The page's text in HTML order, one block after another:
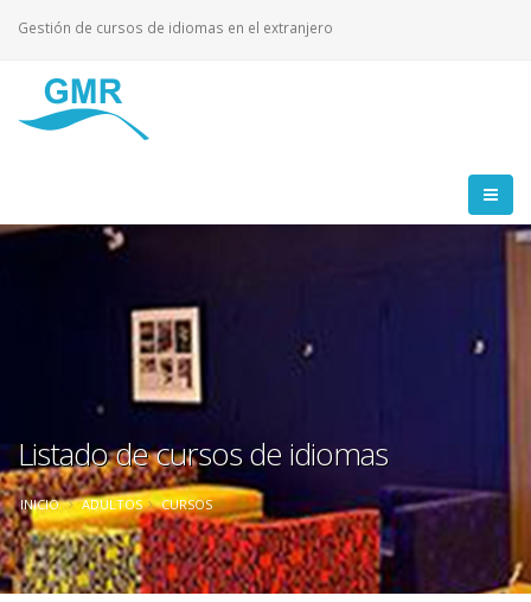
Gestión de cursos de idiomas en el extranjero
Listado de cursos de idiomas
INICIO ADULTOS CURSOS